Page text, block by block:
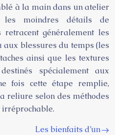
à la main dans un atelier
les moindres détails de
retracent généralement les
aux blessures du temps (les
ainsi que les textures
spécialement aux
fois cette étape remplie,
reliure selon des méthodes
Les bienfaits d’un